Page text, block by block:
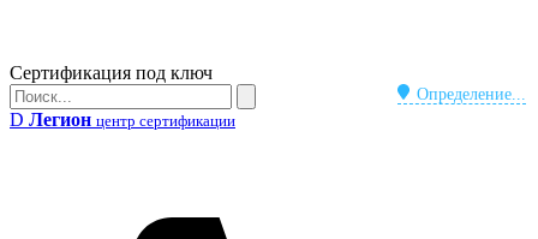
Бейдж
Сертификация под ключ
Определение...
Поиск
Поиск
D Легион центр сертификации